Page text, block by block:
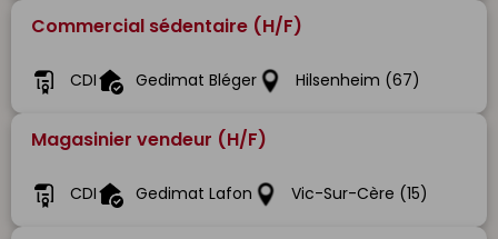
Commercial sédentaire (H/F)
CDI Gedimat Bléger Hilsenheim (67)
Magasinier vendeur (H/F)
CDI Gedimat Lafon Vic-Sur-Cère (15)